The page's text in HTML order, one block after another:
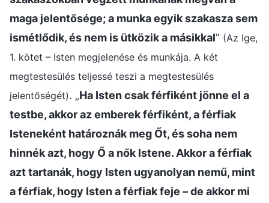
maga jelentősége; a munka egyik szakasza sem
ismétlődik, és nem is ütközik a másikkal” (Az Ige,
1. kötet – Isten megjelenése és munkája. A két
megtestesülés teljessé teszi a megtestesülés
jelentőségét). „Ha Isten csak férfiként jönne el a
testbe, akkor az emberek férfiként, a férfiak
Isteneként határoznák meg Őt, és soha nem
hinnék azt, hogy Ő a nők Istene. Akkor a férfiak
azt tartanák, hogy Isten ugyanolyan nemű, mint
a férfiak, hogy Isten a férfiak feje – de akkor mi